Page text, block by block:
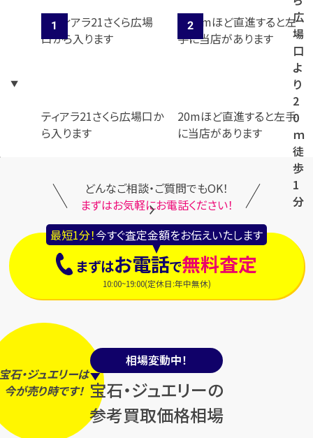
広
場
口
よ
り
2
0
ｍ
徒
歩
1
分
ティアラ21さくら広場口か
ら入ります
20mほど直進すると左手
に当店があります
どんなご相談・ご質問でもOK！
まずはお気軽にお電話ください！
最短1分！今すぐ査定金額をお伝えいたします
まずはお電話で無料査定
10:00~19:00(定休日:年中無休)
相場変動中！
宝石・ジュエリーの
参考買取価格相場
石・ジュエリーは
今が売り時です！